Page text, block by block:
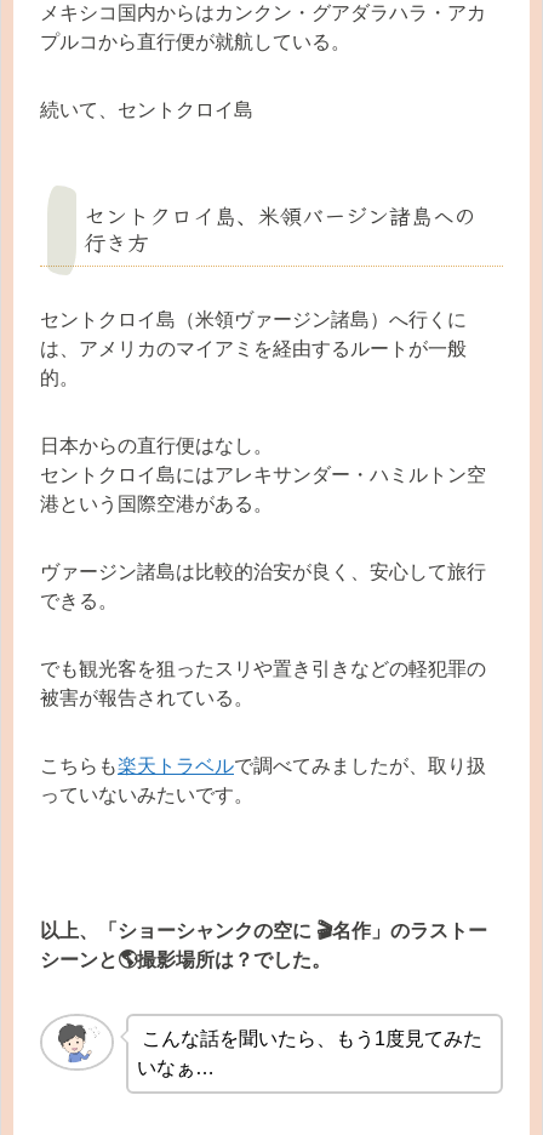
メキシコ国内からはカンクン・グアダラハラ・アカ
プルコから直行便が就航している。
続いて、セントクロイ島
セントクロイ島、米領バージン諸島への
行き方
セントクロイ島（米領ヴァージン諸島）へ行くに
は、アメリカのマイアミを経由するルートが一般
的。
日本からの直行便はなし。
セントクロイ島にはアレキサンダー・ハミルトン空
港という国際空港がある。
ヴァージン諸島は比較的治安が良く、安心して旅行
できる。
でも観光客を狙ったスリや置き引きなどの軽犯罪の
被害が報告されている。
こちらも楽天トラベルで調べてみましたが、取り扱
っていないみたいです。
以上、「ショーシャンクの空に 🎬名作」のラストー
シーンと🌎撮影場所は？でした。
こんな話を聞いたら、もう1度見てみた
いなぁ…